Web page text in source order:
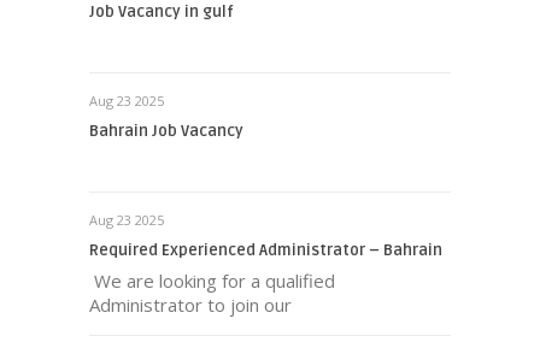
Job Vacancy in gulf
Aug 23 2025
Bahrain Job Vacancy
Aug 23 2025
Required Experienced Administrator – Bahrain
We are looking for a qualified
Administrator to join our